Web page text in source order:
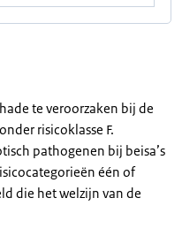
te veroorzaken bij de
risicoklasse F.
pathogenen bij beisa’s
één of
die het welzijn van de